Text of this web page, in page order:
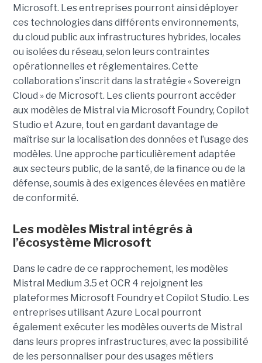
Microsoft. Les entreprises pourront ainsi déployer
ces technologies dans différents environnements,
du cloud public aux infrastructures hybrides, locales
ou isolées du réseau, selon leurs contraintes
opérationnelles et réglementaires. Cette
collaboration s’inscrit dans la stratégie « Sovereign
Cloud » de Microsoft. Les clients pourront accéder
aux modèles de Mistral via Microsoft Foundry, Copilot
Studio et Azure, tout en gardant davantage de
maîtrise sur la localisation des données et l’usage des
modèles. Une approche particulièrement adaptée
aux secteurs public, de la santé, de la finance ou de la
défense, soumis à des exigences élevées en matière
de conformité.
Les modèles Mistral intégrés à
l’écosystème Microsoft
Dans le cadre de ce rapprochement, les modèles
Mistral Medium 3.5 et OCR 4 rejoignent les
plateformes Microsoft Foundry et Copilot Studio. Les
entreprises utilisant Azure Local pourront
également exécuter les modèles ouverts de Mistral
dans leurs propres infrastructures, avec la possibilité
de les personnaliser pour des usages métiers